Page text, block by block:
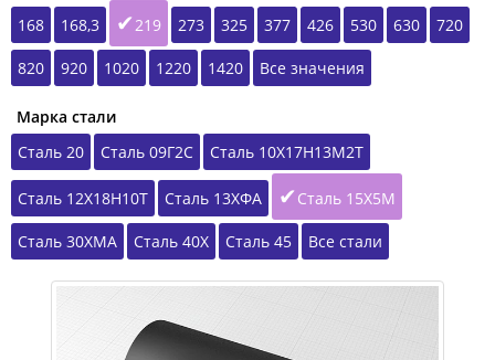
168 168,3 219 273 325 377 426 530 630 720
820 920 1020 1220 1420 Все значения
Марка стали
Сталь 20
Сталь 09Г2С Сталь 10Х17Н13М2Т
Сталь 12Х18Н10Т Сталь 13ХФА Сталь 15Х5М
Сталь 30ХМА Сталь 40Х Сталь 45 Все стали